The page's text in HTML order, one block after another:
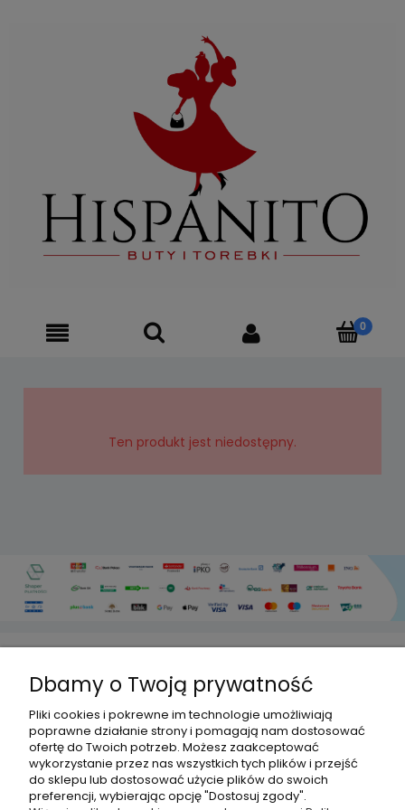
Ten produkt jest niedostępny.
HISPANITO
OBSŁUGA KLIENTA
DLACZEGO MY?
Dbamy o Twoją prywatność
Pliki cookies i pokrewne im technologie umożliwiają
poprawne działanie strony i pomagają nam dostosować
ofertę do Twoich potrzeb. Możesz zaakceptować
wykorzystanie przez nas wszystkich tych plików i przejść
do sklepu lub dostosować użycie plików do swoich
preferencji, wybierając opcję "Dostosuj zgody".